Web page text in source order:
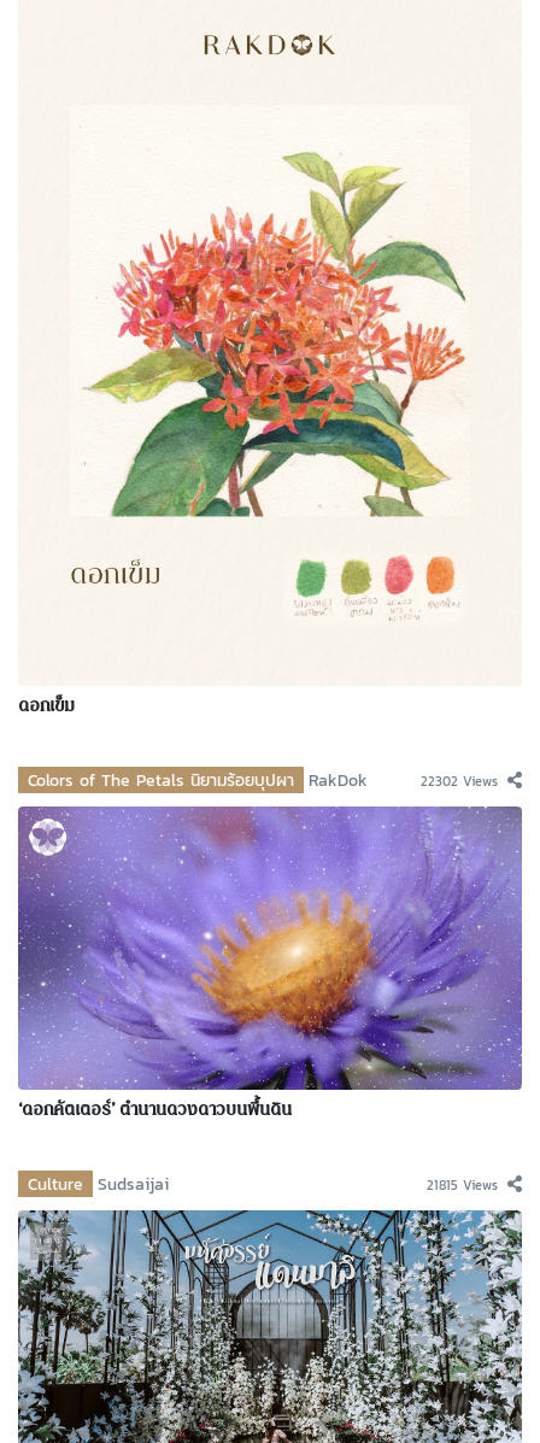
ดอกเข็ม
Colors of The Petals นิยามร้อยบุปผา RakDok 22302 Views
‘ดอกคัตเตอร์’ ตำนานดวงดาวบนพื้นดิน
Culture Sudsaijai 21815 Views